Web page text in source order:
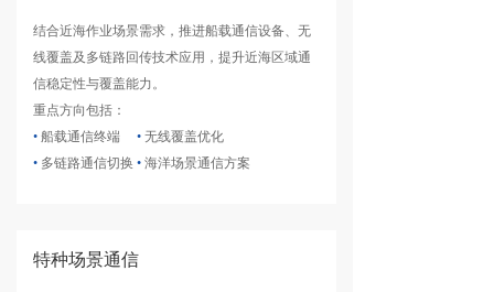
结合近海作业场景需求，推进船载通信设备、无
线覆盖及多链路回传技术应用，提升近海区域通
信稳定性与覆盖能力。
重点方向包括：
• 船载通信终端 • 无线覆盖优化
• 多链路通信切换 • 海洋场景通信方案
特种场景通信